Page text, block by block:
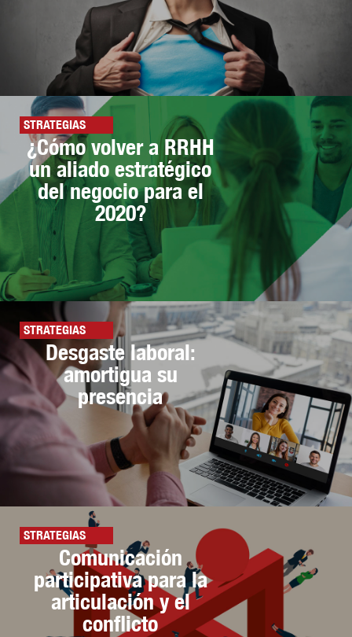
STRATEGIAS
¿Cómo volver a RRHH
un aliado estratégico
del negocio para el
2020?
STRATEGIAS
Desgaste laboral:
amortigua su
presencia
STRATEGIAS
Comunicación
participativa para la
articulación y el
conflicto